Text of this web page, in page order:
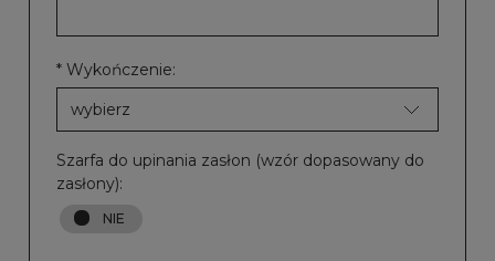
* Wykończenie:
Szarfa do upinania zasłon (wzór dopasowany do
zasłony):